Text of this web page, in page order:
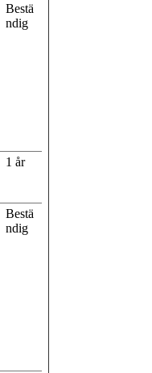
Bestä
ndig
1 år
Bestä
ndig